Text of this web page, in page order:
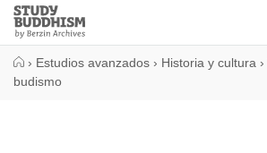
Close
Study
Buddhism
› Estudios avanzados › Historia y cultura ›
budismo